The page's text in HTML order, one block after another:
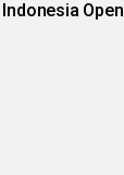
Open